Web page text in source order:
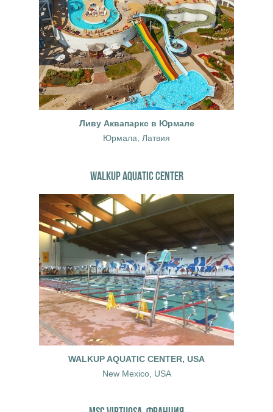
Ливу Аквапаркс в Юрмале
Юрмала, Латвия
WALKUP AQUATIC CENTER
WALKUP AQUATIC CENTER, USA
New Mexico, USA